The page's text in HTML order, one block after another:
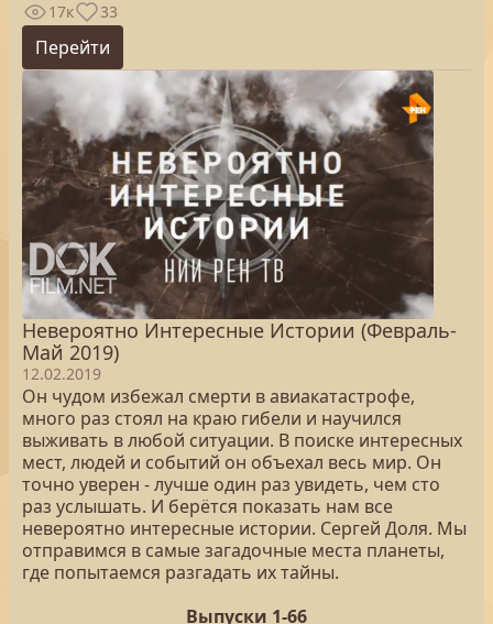
17к 33
Перейти
Невероятно Интересные Истории (Февраль-
Май 2019)
12.02.2019
Он чудом избежал смерти в авиакатастрофе,
много раз стоял на краю гибели и научился
выживать в любой ситуации. В поиске интересных
мест, людей и событий он объехал весь мир. Он
точно уверен - лучше один раз увидеть, чем сто
раз услышать. И берётся показать нам все
невероятно интересные истории. Сергей Доля. Мы
отправимся в самые загадочные места планеты,
где попытаемся разгадать их тайны.
Выпуски 1-66